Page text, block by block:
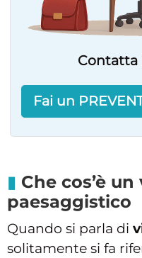
Contatta
Fai un
Che cos’è
paesaggistico
Quando si parla di
solitamente si fa